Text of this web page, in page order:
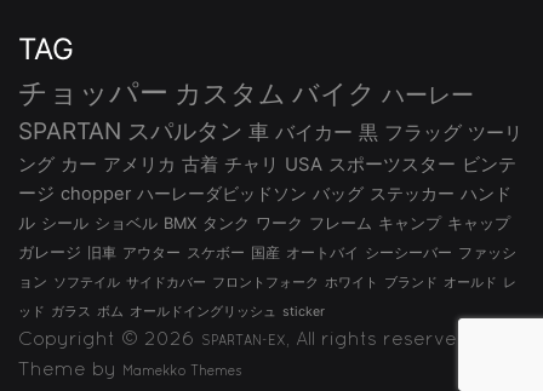
TAG
チョッパー カスタム バイク ハーレー
SPARTAN スパルタン 車 バイカー 黒 フラッグ ツーリ
ング カー アメリカ 古着 チャリ USA スポーツスター ビンテ
ージ chopper ハーレーダビッドソン バッグ ステッカー ハンド
ル シール ショベル BMX タンク ワーク フレーム キャンプ キャップ
ガレージ 旧車 アウター スケボー 国産 オートバイ シーシーバー ファッシ
ョン ソフテイル サイドカバー フロントフォーク ホワイト ブランド オールド レ
ッド ガラス ボム オールドイングリッシュ sticker
Copyright © 2026 SPARTAN-EX
, All rights reserved.
Theme by
Mamekko Themes